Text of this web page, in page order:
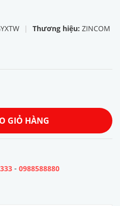
| Thương hiệu: ZINCOM
GIỎ HÀNG
- 0988588880